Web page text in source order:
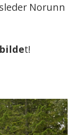
Norunn
t!